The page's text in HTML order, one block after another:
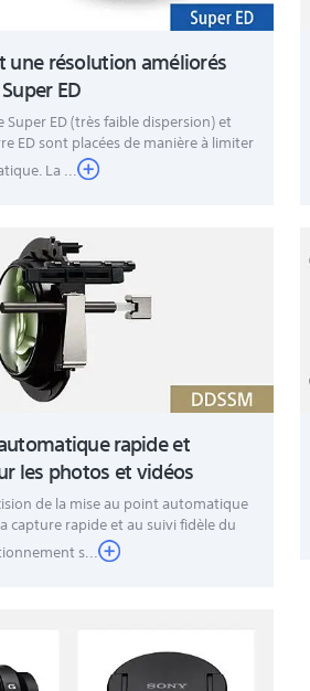
SSM, Revêtement antireflet
une résolution améliorés
ED
ED (très faible dispersion) et
ED sont placées de manière à limiter
La ...
rapide et
les photos et vidéos
de la mise au point automatique
capture rapide et au suivi fidèle du
s...